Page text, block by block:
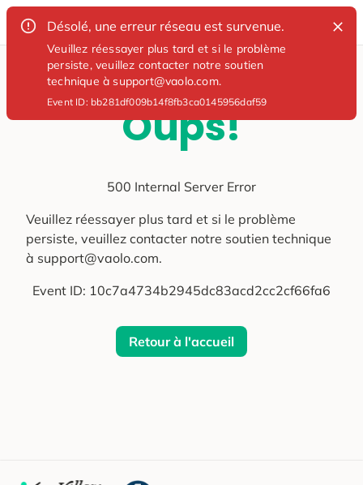
Désolé, une erreur réseau est survenue.
Veuillez réessayer plus tard et si le problème
persiste, veuillez contacter notre soutien
technique à support@vaolo.com.
Event ID: bb281df009b14f8fb3ca0145956daf59
Oups!
500 Internal Server Error
Veuillez réessayer plus tard et si le problème
persiste, veuillez contacter notre soutien technique
à support@vaolo.com.
Event ID: 10c7a4734b2945dc83acd2cc2cf66fa6
Retour à l'accueil